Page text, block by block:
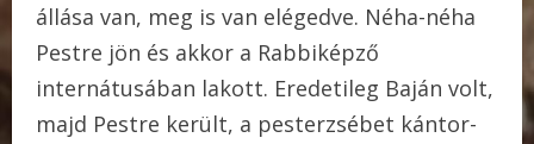
állása van, meg is van elégedve. Néha-néha
Pestre jön és akkor a Rabbiképző
internátusában lakott. Eredetileg Baján volt,
majd Pestre került, a pesterzsébet kántor-